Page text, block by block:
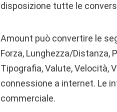
disposizione tutte le
Amount può convertire le
Forza, Lunghezza/Distanza,
Tipografia, Valute, Velocità,
connessione a internet. Le
commerciale.